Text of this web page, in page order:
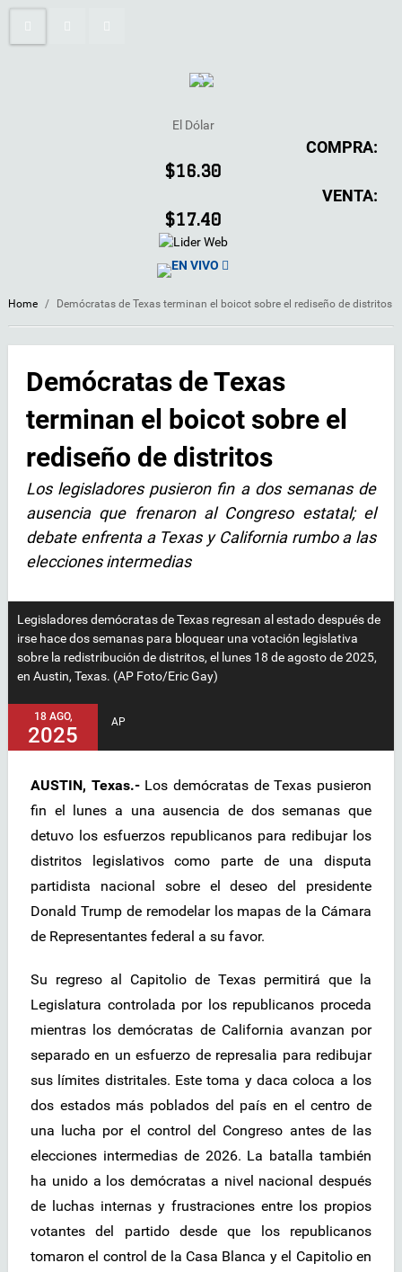
El Dólar
COMPRA:
$16.30
VENTA:
$17.40
EN VIVO
Home / Demócratas de Texas terminan el boicot sobre el rediseño de distritos
Demócratas de Texas
terminan el boicot sobre el
rediseño de distritos
Los legisladores pusieron fin a dos semanas de
ausencia que frenaron al Congreso estatal; el
debate enfrenta a Texas y California rumbo a las
elecciones intermedias
Legisladores demócratas de Texas regresan al estado después de
irse hace dos semanas para bloquear una votación legislativa
sobre la redistribución de distritos, el lunes 18 de agosto de 2025,
en Austin, Texas. (AP Foto/Eric Gay)
18 AGO,
2025
AP
AUSTIN, Texas.-Los demócratas de Texas pusieron
fin el lunes a una ausencia de dos semanas que
detuvo los esfuerzos republicanos para redibujar los
distritos legislativos como parte de una disputa
partidista nacional sobre el deseo del presidente
Donald Trump de remodelar los mapas de la Cámara
de Representantes federal a su favor.
Su regreso al Capitolio de Texas permitirá que la
Legislatura controlada por los republicanos proceda
mientras los demócratas de California avanzan por
separado en un esfuerzo de represalia para redibujar
sus límites distritales. Este toma y daca coloca a los
dos estados más poblados del país en el centro de
una lucha por el control del Congreso antes de las
elecciones intermedias de 2026. La batalla también
ha unido a los demócratas a nivel nacional después
de luchas internas y frustraciones entre los propios
votantes del partido desde que los republicanos
tomaron el control de la Casa Blanca y el Capitolio en